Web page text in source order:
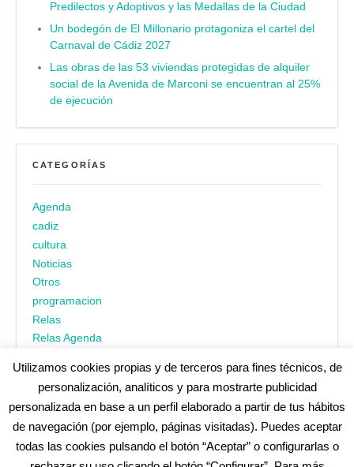
Predilectos y Adoptivos y las Medallas de la Ciudad
Un bodegón de El Millonario protagoniza el cartel del
Carnaval de Cádiz 2027
Las obras de las 53 viviendas protegidas de alquiler
social de la Avenida de Marconi se encuentran al 25%
de ejecución
CATEGORÍAS
Agenda
cadiz
cultura
Noticias
Otros
programacion
Relas
Relas Agenda
¿No encuentras alguna cosa? Echa un vistazo encadiz.es|
Utilizamos cookies propias y de terceros para fines técnicos, de
personalización, analíticos y para mostrarte publicidad
personalizada en base a un perfil elaborado a partir de tus hábitos
de navegación (por ejemplo, páginas visitadas). Puedes aceptar
todas las cookies pulsando el botón “Aceptar” o configurarlas o